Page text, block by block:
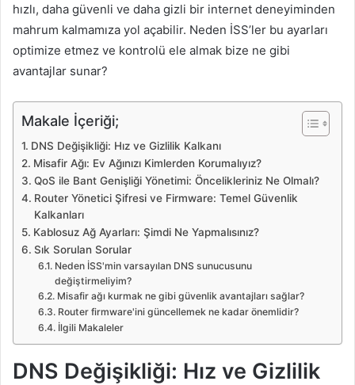
hızlı, daha güvenli ve daha gizli bir internet deneyiminden
mahrum kalmamıza yol açabilir. Neden İSS’ler bu ayarları
optimize etmez ve kontrolü ele almak bize ne gibi
avantajlar sunar?
Makale İçeriği;
DNS Değişikliği: Hız ve Gizlilik Kalkanı
Misafir Ağı: Ev Ağınızı Kimlerden Korumalıyız?
QoS ile Bant Genişliği Yönetimi: Öncelikleriniz Ne Olmalı?
Router Yönetici Şifresi ve Firmware: Temel Güvenlik
Kalkanları
Kablosuz Ağ Ayarları: Şimdi Ne Yapmalısınız?
Sık Sorulan Sorular
Neden İSS'min varsayılan DNS sunucusunu
değiştirmeliyim?
Misafir ağı kurmak ne gibi güvenlik avantajları sağlar?
Router firmware'ini güncellemek ne kadar önemlidir?
İlgili Makaleler
DNS Değişikliği: Hız ve Gizlilik